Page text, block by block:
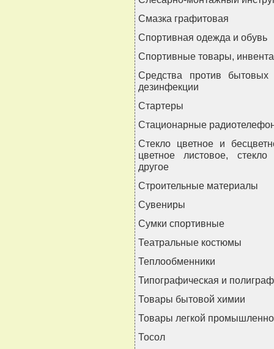
Смазка графитовая
Спортивная одежда и обувь
Спортивные товары,
Средства против
дезинфекции
Стартеры
Стационарные
Стекло цветное и
цветное листовое, стекло
другое
Строительные материалы
Сувениры
Сумки спортивные
Театральные костюмы
Теплообменники
Типографическая и
Товары бытовой химии
Товары легкой
Тосол